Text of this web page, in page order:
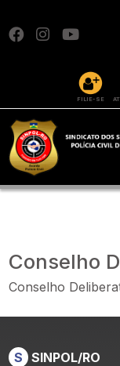
FILIE-SE
Conselho
Conselho
S SINPOL/RO